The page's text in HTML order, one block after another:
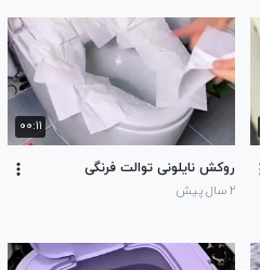
۰۰:۱۱
روکش نایلونی توالت فرنگی
۲ سال پیش